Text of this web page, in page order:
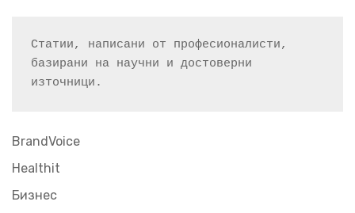
Статии, написани от професионалисти,
базирани на научни и достоверни
източници.
BrandVoice
Healthit
Бизнес